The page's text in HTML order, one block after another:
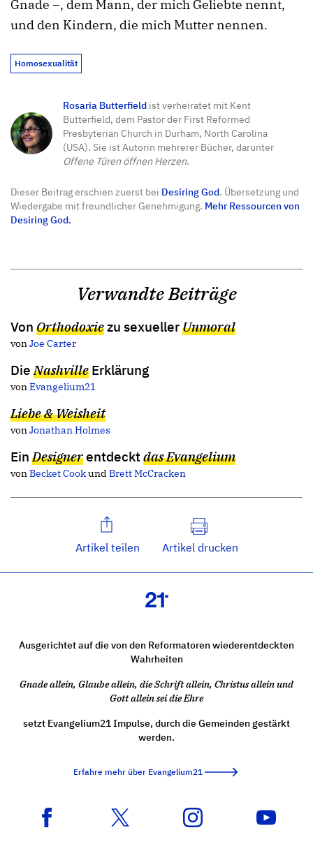
Gnade –, dem Mann, der mich Geliebte nennt,
und den Kindern, die mich Mutter nennen.
Homosexualität
Rosaria Butterfield ist verheiratet mit Kent
Butterfield, dem Pastor der First Reformed
Presbyterian Church in Durham, North Carolina
(USA). Sie ist Autorin mehrerer Bücher, darunter
Offene Türen öffnen Herzen.
Dieser Beitrag erschien zuerst bei Desiring God. Übersetzung und
Wiedergabe mit freundlicher Genehmigung. Mehr Ressourcen von
Desiring God.
Verwandte Beiträge
Von Orthodoxiezu sexuellerUnmoral
von Joe Carter
Die Nashville Erklärung
von Evangelium21
Liebe & Weisheit
von Jonathan Holmes
Ein Designerentdecktdas Evangelium
von Becket Cookund Brett McCracken
Artikel teilen Artikel drucken
Ausgerichtet auf die von den Reformatoren wiederentdeckten
Wahrheiten
Gnade allein, Glaube allein, die Schrift allein, Christus allein und
Gott allein sei die Ehre
setzt Evangelium21 Impulse, durch die Gemeinden gestärkt
werden.
Erfahre mehr über Evangelium21